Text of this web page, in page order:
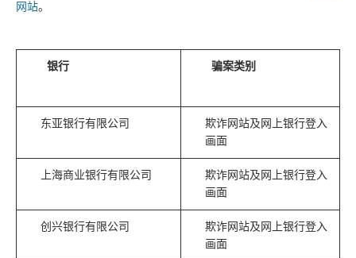
网站。
银行 骗案类别
东亚银行有限公司
欺诈网站及网上银行登入
画面
上海商业银行有限公司
欺诈网站及网上银行登入
画面
创兴银行有限公司
欺诈网站及网上银行登入
画面